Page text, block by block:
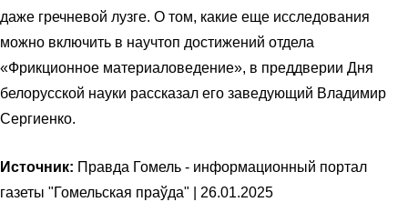
даже гречневой лузге. О том, какие еще исследования
можно включить в научтоп достижений отдела
«Фрикционное материаловедение», в преддверии Дня
белорусской науки рассказал его заведующий Владимир
Сергиенко.
Источник: Правда Гомель - информационный портал
газеты "Гомельская праўда" | 26.01.2025